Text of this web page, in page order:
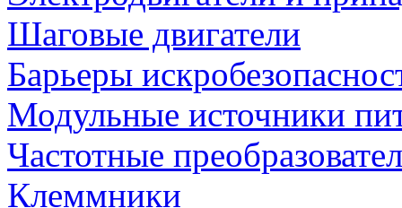
Шаговые двигатели
Барьеры
Модульные источники
Частотные
Клеммники